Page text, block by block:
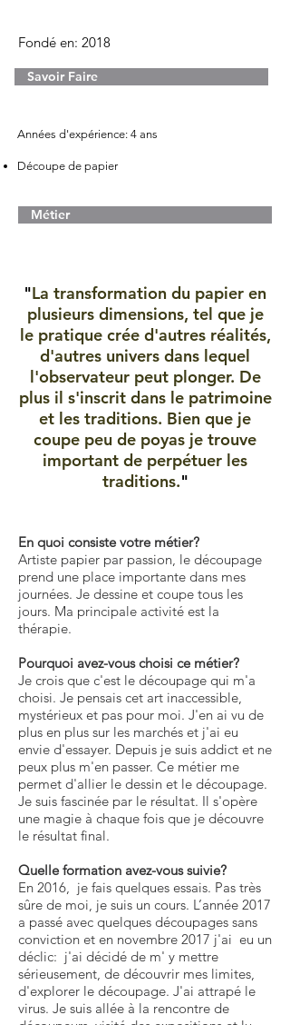
Fondé en: 2018
Savoir Faire
Années d'expérience: 4 ans
Découpe de papier
Métier
"La transformation du papier en
plusieurs dimensions, tel que je
le pratique crée d'autres réalités,
d'autres univers dans lequel
l'observateur peut plonger. De
plus il s'inscrit dans le patrimoine
et les traditions. Bien que je
coupe peu de poyas je trouve
important de perpétuer les
traditions."
En quoi consiste votre métier?
Artiste papier par passion, le découpage
prend une place importante dans mes
journées. Je dessine et coupe tous les
jours. Ma principale activité est la
thérapie.
Pourquoi avez-vous choisi ce métier?
Je crois que c'est le découpage qui m'a
choisi. Je pensais cet art inaccessible,
mystérieux et pas pour moi. J'en ai vu de
plus en plus sur les marchés et j'ai eu
envie d'essayer. Depuis je suis addict et ne
peux plus m'en passer. Ce métier me
permet d'allier le dessin et le découpage.
Je suis fascinée par le résultat. Il s'opère
une magie à chaque fois que je découvre
le résultat final.
Quelle formation avez-vous suivie?
En 2016, je fais quelques essais. Pas très
sûre de moi, je suis un cours. L’année 2017
a passé avec quelques découpages sans
conviction et en novembre 2017 j'ai eu un
déclic: j'ai décidé de m' y mettre
sérieusement, de découvrir mes limites,
d'explorer le découpage. J'ai attrapé le
virus. Je suis allée à la rencontre de